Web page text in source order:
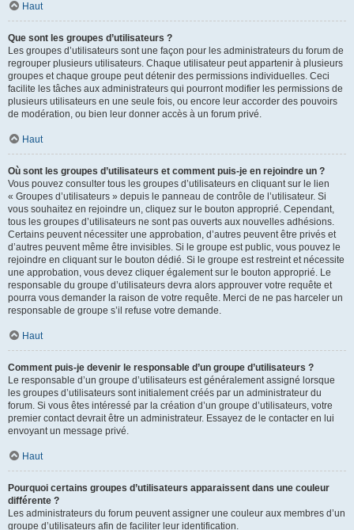
Haut
Que sont les groupes d’utilisateurs ?
Les groupes d’utilisateurs sont une façon pour les administrateurs du forum de
regrouper plusieurs utilisateurs. Chaque utilisateur peut appartenir à plusieurs
groupes et chaque groupe peut détenir des permissions individuelles. Ceci
facilite les tâches aux administrateurs qui pourront modifier les permissions de
plusieurs utilisateurs en une seule fois, ou encore leur accorder des pouvoirs
de modération, ou bien leur donner accès à un forum privé.
Haut
Où sont les groupes d’utilisateurs et comment puis-je en rejoindre un ?
Vous pouvez consulter tous les groupes d’utilisateurs en cliquant sur le lien
« Groupes d’utilisateurs » depuis le panneau de contrôle de l’utilisateur. Si
vous souhaitez en rejoindre un, cliquez sur le bouton approprié. Cependant,
tous les groupes d’utilisateurs ne sont pas ouverts aux nouvelles adhésions.
Certains peuvent nécessiter une approbation, d’autres peuvent être privés et
d’autres peuvent même être invisibles. Si le groupe est public, vous pouvez le
rejoindre en cliquant sur le bouton dédié. Si le groupe est restreint et nécessite
une approbation, vous devez cliquer également sur le bouton approprié. Le
responsable du groupe d’utilisateurs devra alors approuver votre requête et
pourra vous demander la raison de votre requête. Merci de ne pas harceler un
responsable de groupe s’il refuse votre demande.
Haut
Comment puis-je devenir le responsable d’un groupe d’utilisateurs ?
Le responsable d’un groupe d’utilisateurs est généralement assigné lorsque
les groupes d’utilisateurs sont initialement créés par un administrateur du
forum. Si vous êtes intéressé par la création d’un groupe d’utilisateurs, votre
premier contact devrait être un administrateur. Essayez de le contacter en lui
envoyant un message privé.
Haut
Pourquoi certains groupes d’utilisateurs apparaissent dans une couleur
différente ?
Les administrateurs du forum peuvent assigner une couleur aux membres d’un
groupe d’utilisateurs afin de faciliter leur identification.